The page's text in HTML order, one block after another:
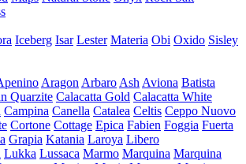
Iceberg Isar Lester Materia Obi Oxido Sisley
Aragon Arbaro Ash Aviona Batista
Quarzite Calacatta Gold Calacatta White
Campina Canella Catalea Celtis Ceppo Nuovo
Cortone Cottage Epica Fabien Foggia Fuerta
Grapia Katania Laroya Libero
Lukka Lussaca Marmo Marquina Marquina